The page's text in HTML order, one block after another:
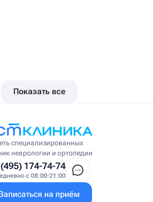
медицины
Показать все
специализированных
неврологии и ортопедии
174-74-74
с 08:00-21:00
на приём